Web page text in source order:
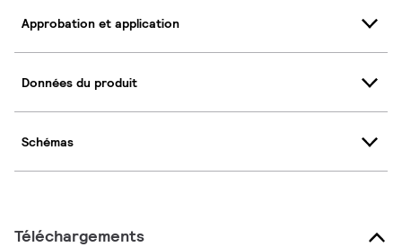
Approbation et application
Données du produit
Schémas
Téléchargements